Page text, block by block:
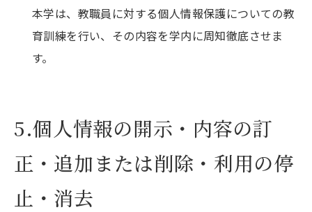
本学は、教職員に対する個人情報保護についての教
育訓練を行い、その内容を学内に周知徹底させま
す。
5.個人情報の開示・内容の訂
正・追加または削除・利用の停
止・消去